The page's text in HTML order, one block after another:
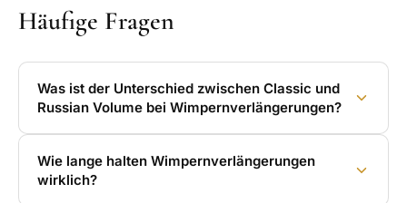
Häufige Fragen
Was ist der Unterschied zwischen Classic und
Russian Volume bei Wimpernverlängerungen?
Wie lange halten Wimpernverlängerungen
wirklich?